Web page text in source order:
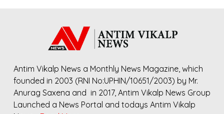
Antim Vikalp News a Monthly News Magazine, which
founded in 2003 (RNI No:UPHIN/10651/2003) by Mr.
Anurag Saxena and in 2017, Antim Vikalp News Group
Launched a News Portal and todays Antim Vikalp